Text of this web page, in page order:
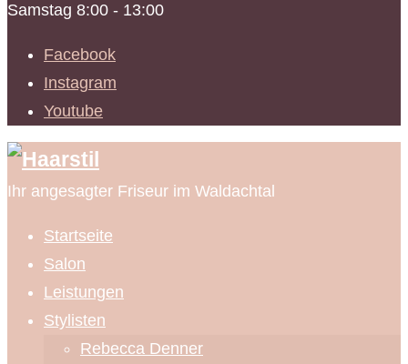
Samstag 8:00 - 13:00
Facebook
Instagram
Youtube
Ihr angesagter Friseur im Waldachtal
Startseite
Salon
Leistungen
Stylisten
Rebecca Denner